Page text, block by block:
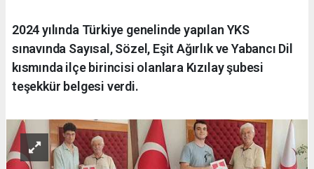
2024 yılında Türkiye genelinde yapılan YKS
sınavında Sayısal, Sözel, Eşit Ağırlık ve Yabancı Dil
kısmında ilçe birincisi olanlara Kızılay şubesi
teşekkür belgesi verdi.